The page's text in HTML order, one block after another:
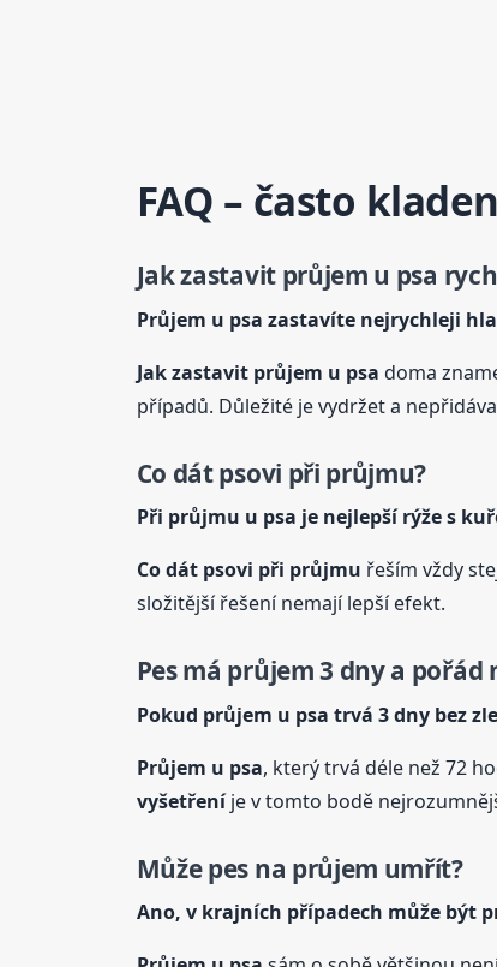
FAQ – často
Jak zastavit průjem u psa
Průjem u psa zastavíte nejrychleji
Jak zastavit průjem u psa doma
případů. Důležité je vydržet a
Co dát psovi při průjmu?
Při průjmu u psa je nejlepší rýže s
Co dát psovi při průjmu řeším vždy
složitější řešení nemají lepší efekt.
Pes má průjem 3 dny a pořád
Pokud průjem u psa trvá 3 dny bez
Průjem u psa, který trvá déle než 72
vyšetřeníje v tomto bodě
Může pes na průjem umřít?
Ano, v krajních případech může být